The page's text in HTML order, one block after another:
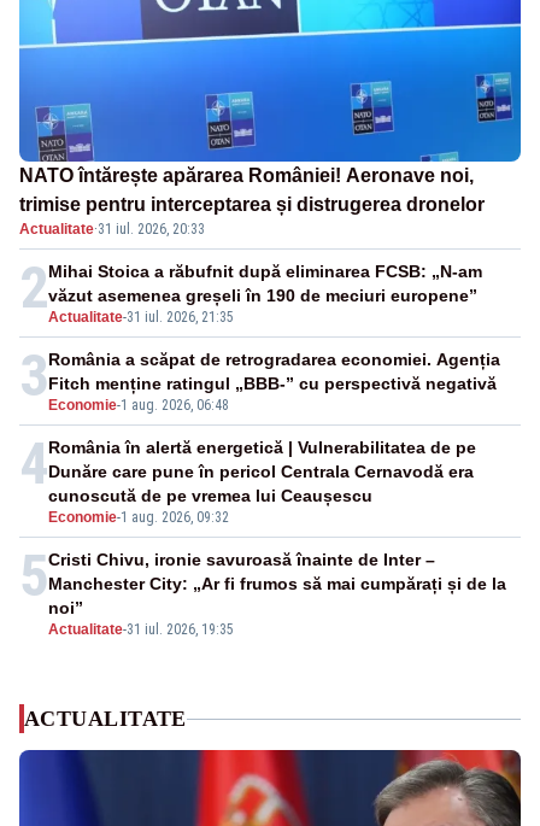
NATO întărește apărarea României! Aeronave noi,
trimise pentru interceptarea și distrugerea dronelor
Actualitate·31 iul. 2026, 20:33
2Actualitate-31 iul. 2026, 21:35
Mihai Stoica a răbufnit după eliminarea FCSB: „N-am
văzut asemenea greșeli în 190 de meciuri europene”
3 Economie-1 aug. 2026, 06:48
România a scăpat de retrogradarea economiei. Agenția
Fitch menține ratingul „BBB-” cu perspectivă negativă
4
Economie-1 aug. 2026, 09:32
România în alertă energetică | Vulnerabilitatea de pe
Dunăre care pune în pericol Centrala Cernavodă era
cunoscută de pe vremea lui Ceaușescu
5
Actualitate-31 iul. 2026, 19:35
Cristi Chivu, ironie savuroasă înainte de Inter –
Manchester City: „Ar fi frumos să mai cumpărați și de la
noi”
ACTUALITATE